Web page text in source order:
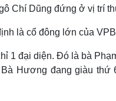
Chí Dũng đứng ở vị trí
là cổ đông lớn của
1 đại diện. Đó là bà
Hương đang giàu thứ